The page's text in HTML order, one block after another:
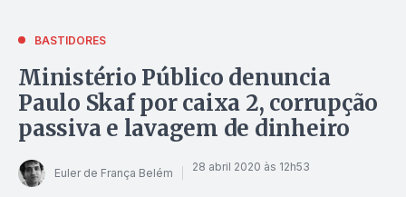
BASTIDORES
Ministério Público denuncia
Paulo Skaf por caixa 2, corrupção
passiva e lavagem de dinheiro
Euler de França Belém 28 abril 2020 às 12h53